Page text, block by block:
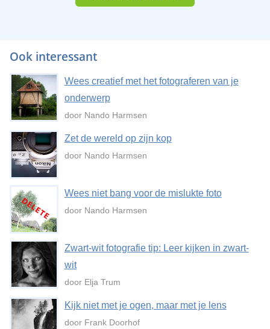
Ook interessant
Wees creatief met het fotograferen van je
onderwerp
door Nando Harmsen
Zet de wereld op zijn kop
door Nando Harmsen
Wees niet bang voor de mislukte foto
door Nando Harmsen
Zwart-wit fotografie tip: Leer kijken in zwart-
wit
door Elja Trum
Kijk niet met je ogen, maar met je lens
door Frank Doorhof